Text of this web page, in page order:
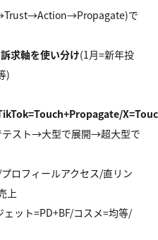
で
訴求軸を使い分け(1月=新年投
)
テスト→大型で展開→超大型で
ロフィールアクセス/直リン
上
ット=PD+BF/コスメ=均等/